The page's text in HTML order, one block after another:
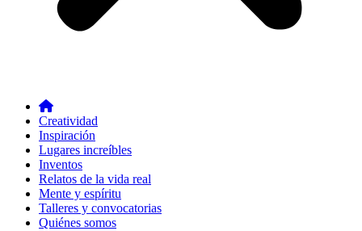
Creatividad
Inspiración
Lugares increíbles
Inventos
Relatos de la vida real
Mente y espíritu
Talleres y convocatorias
Quiénes somos